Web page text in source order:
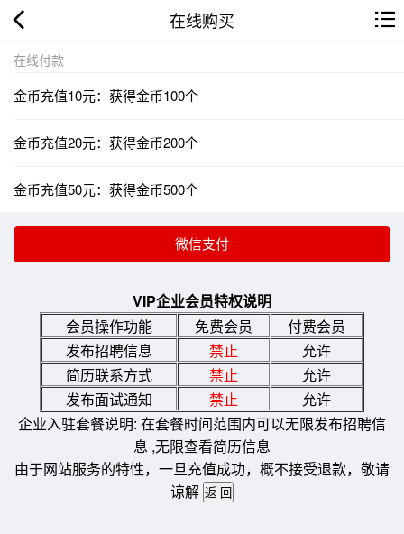
在线购买
在线付款
金币充值10元：获得金币100个
金币充值20元：获得金币200个
金币充值50元：获得金币500个
VIP企业会员特权说明
会员操作功能
免费会员
付费会员
发布招聘信息
禁止
允许
简历联系方式
禁止
允许
发布面试通知
禁止
允许
企业入驻套餐说明: 在套餐时间范围内可以无限发布招聘信
息 ,无限查看简历信息
由于网站服务的特性，一旦充值成功，概不接受退款，敬请
谅解